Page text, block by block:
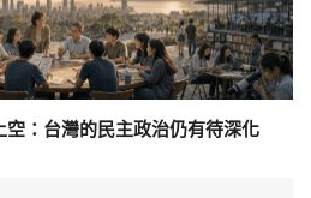
：台灣的民主政治仍有待深化